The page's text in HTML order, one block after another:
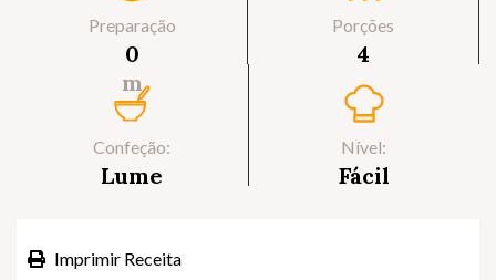
Preparação
0
m
Porções
4
Confeção:
Lume
Nível:
Fácil
Imprimir Receita